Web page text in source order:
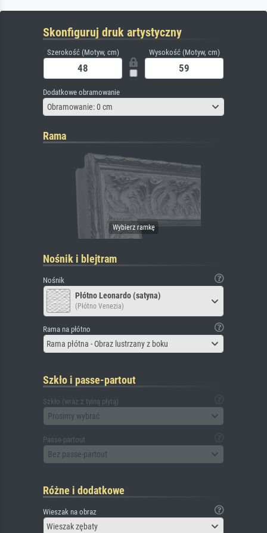
Skonfiguruj druk artystyczny
Szerokość (Motyw, cm) Wysokość (Motyw, cm)
Dodatkowe obramowanie
Obramowanie: 0 cm
Rama
Nośnik i blejtram
Nośnik
Płótno Leonardo (satyna)
(Płótno Venezia)
Rama na płótno
Rama płótna - Obraz lustrzany z boku
Szkło i passe-partout
Szkło (wraz z tylną płytą)
Prosimy wybrać
Passe-partout
Bez passe-partout
Różne i dodatkowe
Wieszak na obraz
Wieszak zębaty